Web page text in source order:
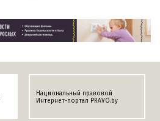
Национальный правовой
Интернет-портал PRAVO.by